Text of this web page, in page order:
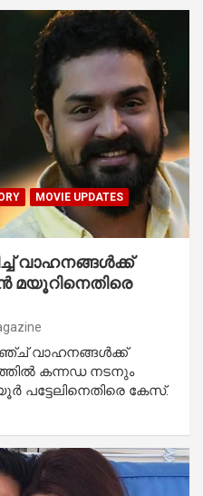
MOVIE UPDATES
വാഹനങ്ങൾക്ക്
മയൂറിനെതിരെ
വാഹനങ്ങൾക്ക്
കന്നഡ നടനും
പട്ടേലിനെതിരെ കേസ്.